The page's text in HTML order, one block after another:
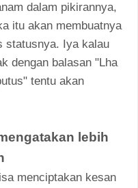
dalam pikirannya,
itu akan membuatnya
statusnya. Iya kalau
dengan balasan "Lha
tentu akan
lebih
menciptakan kesan